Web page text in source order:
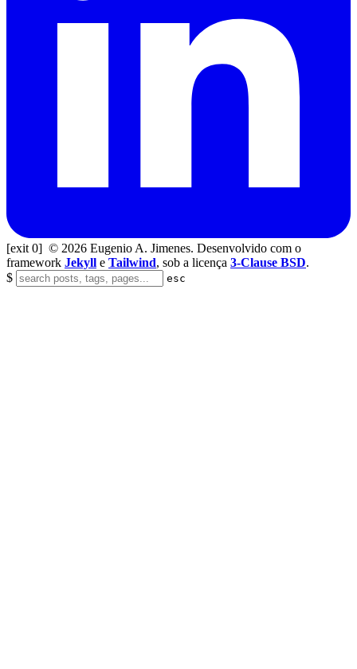
[exit 0] © 2026 Eugenio A. Jimenes. Desenvolvido com o
framework Jekyll e Tailwind, sob a licença 3-Clause BSD.
$
esc